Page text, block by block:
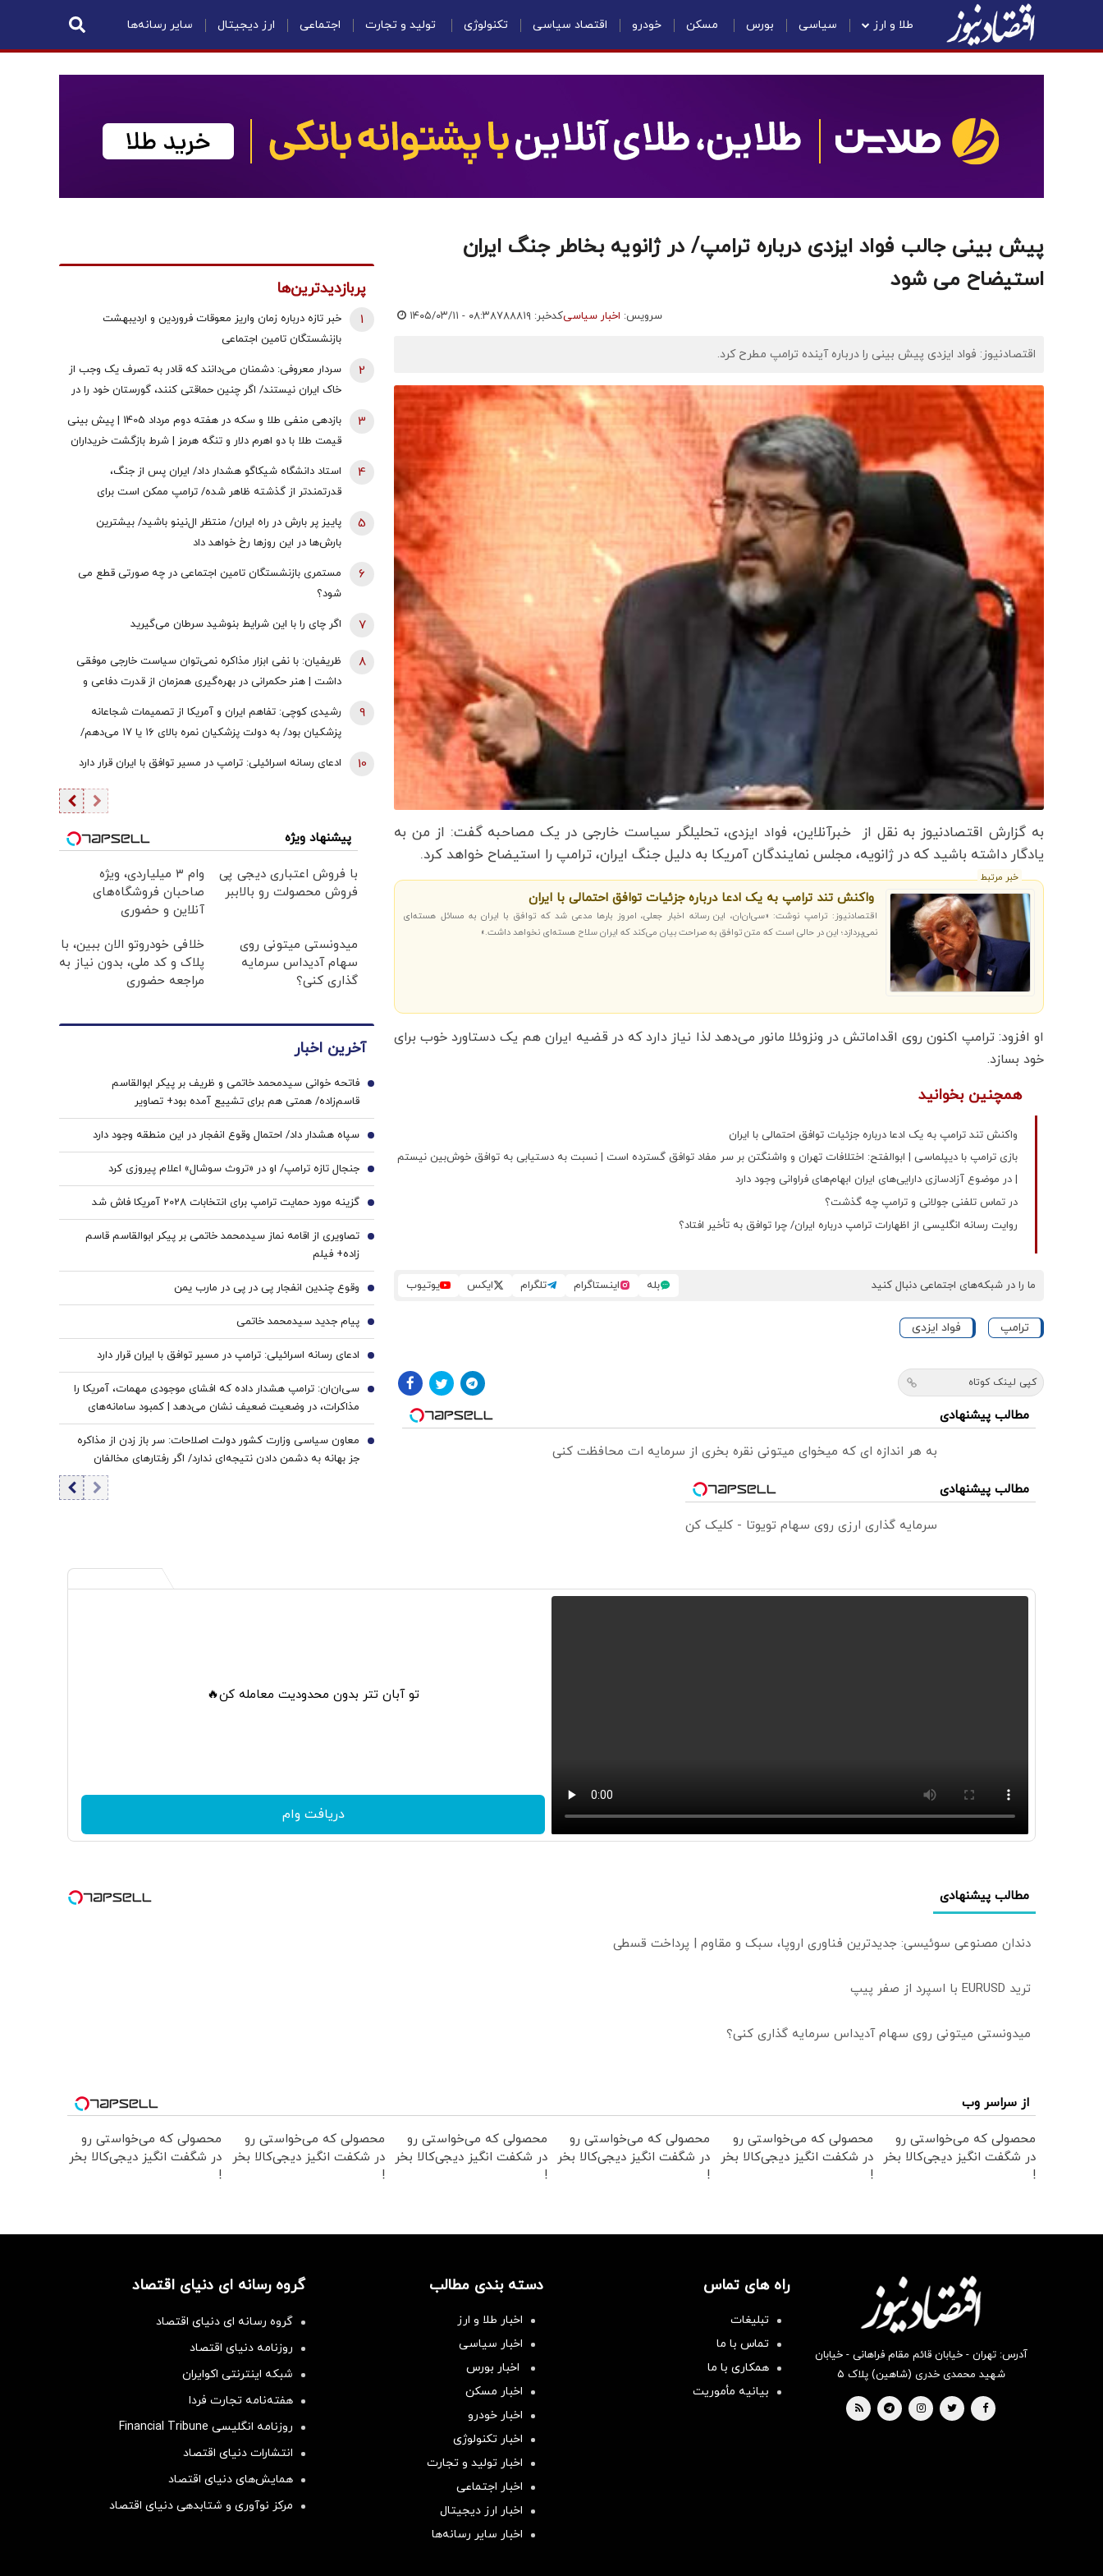
طلا و ارز سیاسی بورس مسکن خودرو اقتصاد سیاسی تکنولوژی تولید و تجارت اجتماعی ارز دیجیتال سایر رسانه‌ها
پیش بینی جالب فواد ایزدی درباره ترامپ/ در ژانویه بخاطر جنگ ایران
استیضاح می شود
سرویس: اخبار سیاسیکدخبر: ۷۸۸۸۱۹ ۱۴۰۵/۰۳/۱۱ - ۰۸:۳۸
اقتصادنیوز: فواد ایزدی پیش بینی را درباره آینده ترامپ مطرح کرد.
به گزارش اقتصادنیوز به نقل از خبرآنلاین،فواد ایزدی، تحلیلگر سیاست خارجی در یک مصاحبه گفت: از من به
یادگار داشته باشید که در ژانویه، مجلس نمایندگان آمریکا به دلیل جنگ ایران، ترامپ را استیضاح خواهد کرد.
خبر مرتبط
واکنش تند ترامپ به یک ادعا درباره جزئیات توافق احتمالی با ایران
اقتصادنیوز: ترامپ نوشت: «سی‌ان‌ان، این رسانه اخبار جعلی، امروز بارها مدعی شد که توافق با ایران به مسائل هسته‌ای
نمی‌پردازد؛ این در حالی است که متن توافق به صراحت بیان می‌کند که ایران سلاح هسته‌ای نخواهد داشت.»
او افزود: ترامپ اکنون روی اقداماتش در ونزوئلا مانور می‌دهد لذا نیاز دارد که در قضیه ایران هم یک دستاورد خوب برای
خود بسازد.
همچنین بخوانید
واکنش تند ترامپ به یک ادعا درباره جزئیات توافق احتمالی با ایران
بازی ترامپ با دیپلماسی | ابوالفتح: اختلافات تهران و واشنگتن بر سر مفاد توافق گسترده است | نسبت به دستیابی به توافق خوش‌بین نیستم
| در موضوع آزادسازی دارایی‌های ایران ابهام‌های فراوانی وجود دارد
در تماس تلفنی جولانی و ترامپ چه گذشت؟
روایت رسانه انگلیسی از اظهارات ترامپ درباره ایران/ چرا توافق به تأخیر افتاد؟
ما را در شبکه‌های اجتماعی دنبال کنید بله اینستاگرام تلگرام ایکس یوتیوب
ترامپ فواد ایزدی
کپی لینک کوتاه
مطالب پیشنهادی
به هر اندازه ای که میخوای میتونی نقره بخری از سرمایه ات محافظت کنی
مطالب پیشنهادی
سرمایه گذاری ارزی روی سهام تویوتا - کلیک کن
پربازدیدترین‌ها
خبر تازه درباره زمان واریز معوقات فروردین و اردیبهشت
بازنشستگان تامین اجتماعی
1
سردار معروفی: دشمنان می‌دانند که قادر به تصرف یک وجب از
خاک ایران نیستند/ اگر چنین حماقتی کنند، گورستان خود را در
امکان‌پذیر نیست
2
بازدهی منفی طلا و سکه در هفته دوم مرداد 1405 | پیش بینی
قیمت طلا با دو اهرم دلار و تنگه هرمز | شرط بازگشت خریداران
3
استاد دانشگاه شیکاگو هشدار داد/ ایران پس از جنگ،
قدرتمندتر از گذشته ظاهر شده/ ترامپ ممکن است برای
کنگره، به عملیات زمینی روی بیاورد
4
پاییز پر بارش در راه ایران/ منتظر ال‌نینو باشید/ بیشترین
بارش‌ها در این روزها رخ خواهد داد
5
مستمری بازنشستگان تامین اجتماعی در چه صورتی قطع می
شود؟
6
اگر چای را با این شرایط بنوشید سرطان می‌گیرید 7
ظریفیان: با نفی ابزار مذاکره نمی‌توان سیاست خارجی موفقی
داشت | هنر حکمرانی در بهره‌گیری همزمان از قدرت دفاعی و
8
رشیدی کوچی: تفاهم ایران و آمریکا از تصمیمات شجاعانه
پزشکیان بود/ به دولت پزشکیان نمره بالای ۱۶ یا ۱۷ می‌دهم/
مشکلات بزرگی روبه‌رو می‌شد/ اگر جلیلی رئیس‌جمهور
9
ادعای رسانه اسرائیلی: ترامپ در مسیر توافق با ایران قرار دارد 10
پیشنهاد ویژه
با فروش اعتباری دیجی پی
فروش محصولت رو بالاببر
وام ۳ میلیاردی، ویژه
صاحبان فروشگاه‌های
آنلاین و حضوری
میدونستی میتونی روی
سهام آدیداس سرمایه
گذاری کنی؟
خلافی خودروتو الان ببین، با
پلاک و کد ملی، بدون نیاز به
مراجعه حضوری
آخرین اخبار
فاتحه خوانی سیدمحمد خاتمی و ظریف بر پیکر ابوالقاسم
قاسم‌زاده/ همتی هم برای تشییع آمده بود+ تصاویر
1
سپاه هشدار داد/ احتمال وقوع انفجار در این منطقه وجود دارد 2
جنجال تازه ترامپ/ او در «تروث سوشال» اعلام پیروزی کرد 3
گزینه مورد حمایت ترامپ برای انتخابات 2028 آمریکا فاش شد 4
تصاویری از اقامه نماز سیدمحمد خاتمی بر پیکر ابوالقاسم قاسم
زاده+ فیلم
5
وقوع چندین انفجار پی در پی در مارب یمن 6
پیام جدید سیدمحمد خاتمی 7
ادعای رسانه اسرائیلی: ترامپ در مسیر توافق با ایران قرار دارد 8
سی‌ان‌ان: ترامپ هشدار داده که افشای موجودی مهمات، آمریکا را
مذاکرات، در وضعیت ضعیف نشان می‌دهد | کمبود سامانه‌های
دفاع هوایی، متحدان عرب آمریکا را نگران کرده است
9
معاون سیاسی وزارت کشور دولت اصلاحات: سر باز زدن از مذاکره‌
جز بهانه به دشمن دادن نتیجه‌ای ندارد/ اگر رفتارهای مخالفان
مذاکره مهار نشود، کشور آسیب می‌بیند/ توهین به مسئولان
10
تو آبان تتر بدون محدودیت معامله کن🔥
دریافت وام
مطالب پیشنهادی
دندان مصنوعی سوئیسی: جدیدترین فناوری اروپا، سبک و مقاوم | پرداخت قسطی
ترید EURUSD با اسپرد از صفر پیپ
میدونستی میتونی روی سهام آدیداس سرمایه گذاری کنی؟
از سراسر وب
محصولی که می‌خواستی رو
در شگفت انگیز دیجی‌کالا بخر
!
محصولی که می‌خواستی رو
در شکفت انگیز دیجی‌کالا بخر
!
محصولی که می‌خواستی رو
در شگفت انگیز دیجی‌کالا بخر
!
محصولی که می‌خواستی رو
در شکفت انگیز دیجی‌کالا بخر
!
محصولی که می‌خواستی رو
در شکفت انگیز دیجی‌کالا بخر
!
محصولی که می‌خواستی رو
در شگفت انگیز دیجی‌کالا بخر
!
آدرس: تهران - خیابان قائم مقام فراهانی - خیابان
شهید محمدی خدری (شاهین) پلاک ۵
راه های تماس
تبلیغات
تماس با ما
همکاری با ما
بیانیه مأموریت
دسته بندی مطالب
اخبار طلا و ارز
اخبار سیاسی
اخبار بورس
اخبار مسکن
اخبار خودرو
اخبار تکنولوژی
اخبار تولید و تجارت
اخبار اجتماعی
اخبار ارز دیجیتال
اخبار سایر رسانه‌‌ها
گروه رسانه ای دنیای اقتصاد
گروه رسانه ای دنیای اقتصاد
روزنامه دنیای اقتصاد
شبکه اینترنتی اکوایران
هفته‌نامه تجارت فردا
روزنامه انگلیسی Financial Tribune
انتشارات دنیای اقتصاد
همایش‌های دنیای اقتصاد
مرکز نوآوری و شتابدهی دنیای اقتصاد